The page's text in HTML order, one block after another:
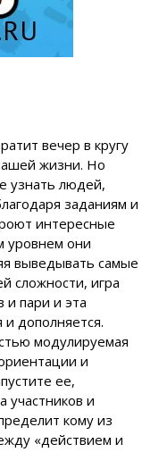
вечер в кругу
жизни. Но
узнать людей,
заданиям и
интересные
уровнем они
выведывать самые
сложности, игра
и пари и эта
и дополняется.
модулируемая
и
ее,
участников и
кому из
«действием и